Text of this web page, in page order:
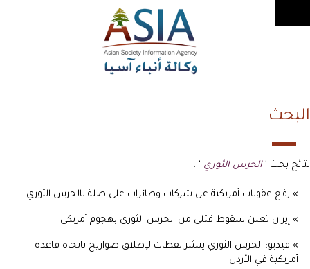
البحث
نتائج بحث 'الحرس الثوري ' :
» رفع عقوبات أمريكية عن شركات وطائرات على صلة بالحرس الثوري
» إيران تعلن سقوط قتلى من الحرس الثوري بهجوم أمريكي
» فيديو: الحرس الثوري ينشر لقطات لإطلاق صواريخ باتجاه قاعدة
أمريكية في الأردن